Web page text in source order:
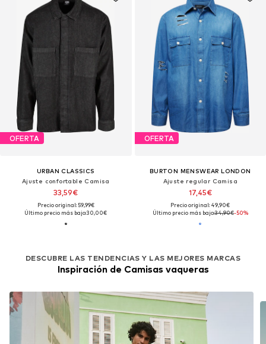
OFERTA
URBAN CLASSICS
Ajuste confortable Camisa
33,59€
Precio original: 59,99€
Último precio más bajo:30,00€
OFERTA
BURTON MENSWEAR LONDON
Ajuste regular Camisa
17,45€
Precio original: 49,90€
Último precio más bajo:34,90€-50%
DESCUBRE LAS TENDENCIAS Y LAS MEJORES MARCAS
Inspiración de Camisas vaqueras